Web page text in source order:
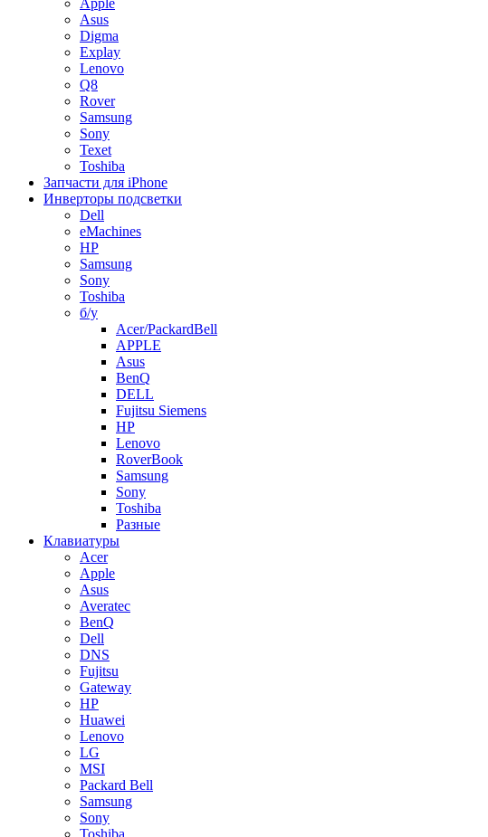
Asus
Digma
Explay
Lenovo
Q8
Rover
Samsung
Sony
Texet
Toshiba
Запчасти для iPhone
Инверторы подсветки
Dell
eMachines
HP
Samsung
Sony
Toshiba
б/у
Acer/PackardBell
APPLE
Asus
BenQ
DELL
Fujitsu Siemens
HP
Lenovo
RoverBook
Samsung
Sony
Toshiba
Разные
Клавиатуры
Acer
Apple
Asus
Averatec
BenQ
Dell
DNS
Fujitsu
Gateway
HP
Huawei
Lenovo
LG
MSI
Packard Bell
Samsung
Sony
Toshiba